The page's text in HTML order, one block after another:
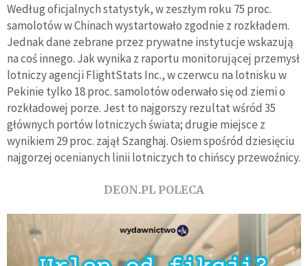
Według oficjalnych statystyk, w zeszłym roku 75 proc.
samolotów w Chinach wystartowało zgodnie z rozkładem.
Jednak dane zebrane przez prywatne instytucje wskazują
na coś innego. Jak wynika z raportu monitorującej przemysł
lotniczy agencji FlightStats Inc., w czerwcu na lotnisku w
Pekinie tylko 18 proc. samolotów oderwało się od ziemi o
rozkładowej porze. Jest to najgorszy rezultat wśród 35
głównych portów lotniczych świata; drugie miejsce z
wynikiem 29 proc. zajął Szanghaj. Osiem spośród dziesięciu
najgorzej ocenianych linii lotniczych to chińscy przewoźnicy.
DEON.PL POLECA